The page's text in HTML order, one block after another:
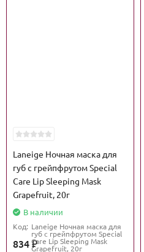
Laneige Ночная маска для
губ с грейпфрутом Special
Care Lip Sleeping Mask
Grapefruit, 20г
В наличии
Код: Laneige Ночная маска для
губ с грейпфрутом Special
Care Lip Sleeping Mask
Grapefruit, 20г
834₽